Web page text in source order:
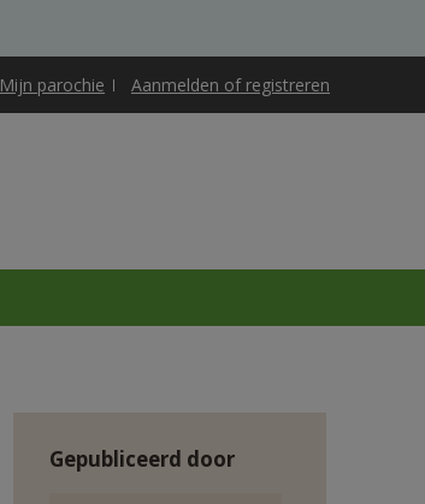
Mijn parochie Aanmelden of registreren
Gepubliceerd door